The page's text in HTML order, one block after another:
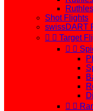
Shot Flights
swissDART
  Target
 
 